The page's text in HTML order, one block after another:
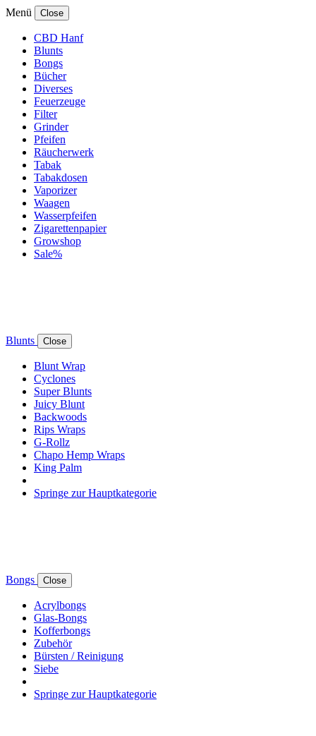
Menü Close
CBD Hanf
Blunts
Bongs
Bücher
Diverses
Feuerzeuge
Filter
Grinder
Pfeifen
Räucherwerk
Tabak
Tabakdosen
Vaporizer
Waagen
Wasserpfeifen
Zigarettenpapier
Growshop
Sale%
Blunts Close
Blunt Wrap
Cyclones
Super Blunts
Juicy Blunt
Backwoods
Rips Wraps
G-Rollz
Chapo Hemp Wraps
King Palm
Springe zur Hauptkategorie
Bongs Close
Acrylbongs
Glas-Bongs
Kofferbongs
Zubehör
Bürsten / Reinigung
Siebe
Springe zur Hauptkategorie